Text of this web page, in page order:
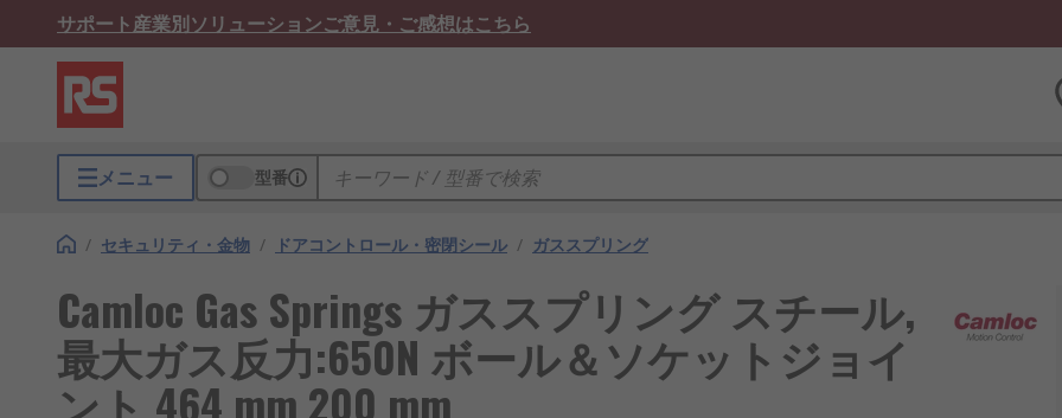
サポート産業別ソリューションご意見・ご感想はこちら
メニュー 型番
/ セキュリティ・金物 / ドアコントロール・密閉シール / ガススプリング
Camloc Gas Springs ガススプリング スチール,
最大ガス反力:650N ボール＆ソケットジョイ
ント 464 mm 200 mm